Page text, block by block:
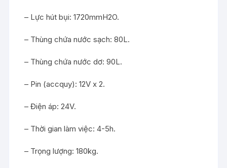
– Lực hút bụi: 1720mmH2O.
– Thùng chứa nước sạch: 80L.
– Thùng chứa nước dơ: 90L.
– Pin (accquy): 12V x 2.
– Điện áp: 24V.
– Thời gian làm việc: 4-5h.
– Trọng lượng: 180kg.